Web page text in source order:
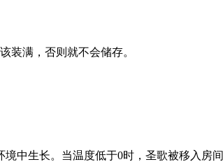
装满，否则就不会储存。
中生长。当温度低于0时，圣歌被移入房间